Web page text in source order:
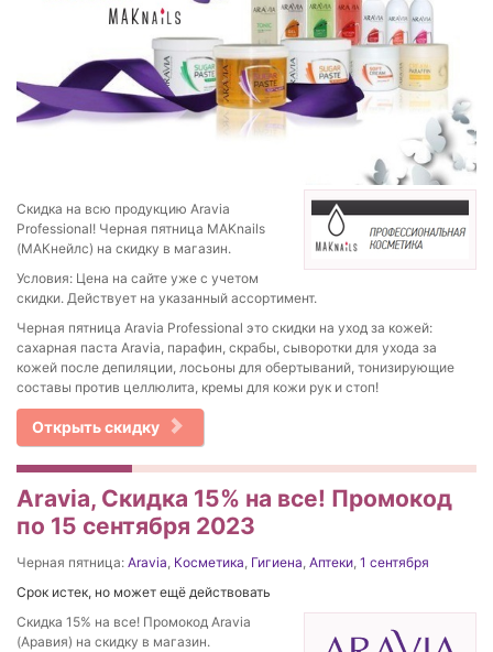
Скидка на всю продукцию Aravia
Professional! Черная пятница MAKnails
(МАКнейлс) на скидку в магазин.
Условия: Цена на сайте уже с учетом
скидки. Действует на указанный ассортимент.
Черная пятница Aravia Professional это скидки на уход за кожей:
сахарная паста Aravia, парафин, скрабы, сыворотки для ухода за
кожей после депиляции, лосьоны для обертываний, тонизирующие
составы против целлюлита, кремы для кожи рук и стоп!
Открыть скидку
Aravia, Скидка 15% на все! Промокод
по 15 сентября 2023
Черная пятница: Aravia, Косметика, Гигиена, Аптеки, 1 сентября
Срок истек, но может ещё действовать
Скидка 15% на все! Промокод Aravia
(Аравия) на скидку в магазин.